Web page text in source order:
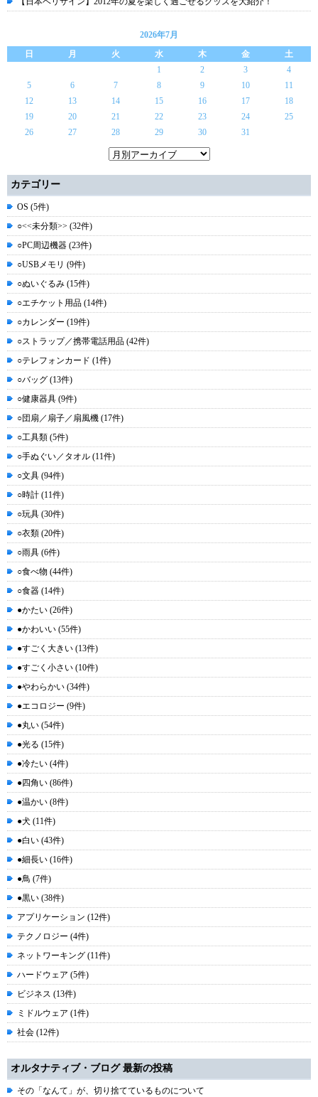
2026年7月
日
月 火 水 木 金
土
1
2 3
4
5
6 7 8 9 10
11
12
13 14 15 16 17
18
19
20 21 22 23 24
25
26
27 28 29 30 31
カテゴリー
OS (5件)
○<<未分類>> (32件)
○PC周辺機器 (23件)
○USBメモリ (9件)
○ぬいぐるみ (15件)
○エチケット用品 (14件)
○カレンダー (19件)
○ストラップ／携帯電話用品 (42件)
○テレフォンカード (1件)
○バッグ (13件)
○健康器具 (9件)
○団扇／扇子／扇風機 (17件)
○工具類 (5件)
○手ぬぐい／タオル (11件)
○文具 (94件)
○時計 (11件)
○玩具 (30件)
○衣類 (20件)
○雨具 (6件)
○食べ物 (44件)
○食器 (14件)
●かたい (26件)
●かわいい (55件)
●すごく大きい (13件)
●すごく小さい (10件)
●やわらかい (34件)
●エコロジー (9件)
●丸い (54件)
●光る (15件)
●冷たい (4件)
●四角い (86件)
●温かい (8件)
●犬 (11件)
●白い (43件)
●細長い (16件)
●鳥 (7件)
●黒い (38件)
アプリケーション (12件)
テクノロジー (4件)
ネットワーキング (11件)
ハードウェア (5件)
ビジネス (13件)
ミドルウェア (1件)
社会 (12件)
オルタナティブ・ブログ 最新の投稿
その「なんて」が、切り捨てているものについて